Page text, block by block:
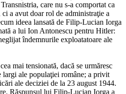
care nu s-a comportat ca
a avut doar rol de administraţie a
ideea lansată de Filip-Lucian Iorga
a lui Ion Antonescu pentru Hitler:
îndemnurile exploatatoare ale
mai tensionată, dacă se urmăresc
largi ale populaţiei române; a privit
ale deciziei de la 23 august 1944.
Răspunsul lui Filip-Lucian Iorga a